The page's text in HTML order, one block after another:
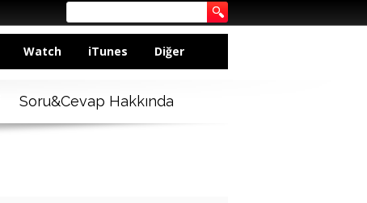
Watch iTunes Diğer
Soru&Cevap Hakkında